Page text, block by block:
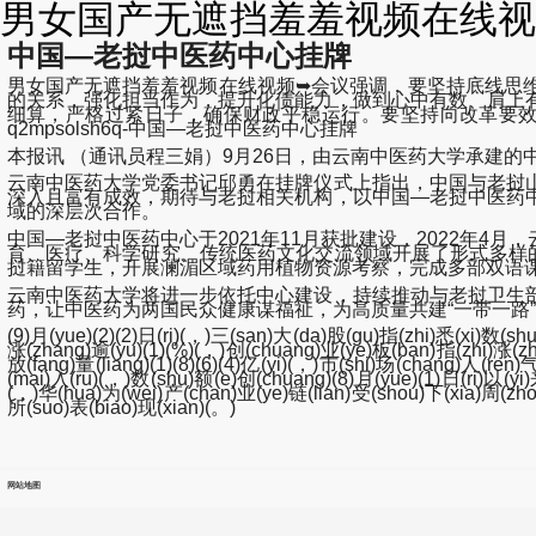
男女国产无遮挡羞羞视频在线
中国—老挝中医药中心挂牌
男女国产无遮挡羞羞视频在线视频➥会议强调，要坚持底线
的关系，强化担当作为，提升化债能力，做到心中有数、肩
细算，严格过紧日子，确保财政平稳运行。要坚持向改革要
q2mpsolsh6q-中国—老挝中医药中心挂牌
本报讯 （通讯员程三娟）9月26日，由云南中医药大学承建
云南中医药大学党委书记邱勇在挂牌仪式上指出，中国与老
深入且富有成效，期待与老挝相关机构，以中国—老挝中医药
域的深层次合作。
中国—老挝中医药中心于2021年11月获批建设，2022年4月
育、医疗、科学研究、传统医药文化交流领域开展了形式多
挝籍留学生，开展澜湄区域药用植物资源考察，完成多部双语
云南中医药大学将进一步依托中心建设，持续推动与老挝卫
药，让中医药为两国民众健康谋福祉，为高质量共建“一带一路
(9)月(yue)(2)(2)日(ri)(，)三(san)大(da)股(gu)指(zhi)悉(xi)数
涨(zhang)逾(yu)(1)(%)(，)创(chuang)业(ye)板(ban)指(zhi)涨
放(fang)量(liang)(1)(8)(6)(4)亿(yi)(，)市(shi)场(chang)人
(mai)入(ru)(，)数(shu)额(e)创(chuang)(8)月(yue)(1)日(ri)以
(，)华(hua)为(wei)产(chan)业(ye)链(lian)受(shou)下(xia)周
所(suo)表(biao)现(xian)(。)
网站地图